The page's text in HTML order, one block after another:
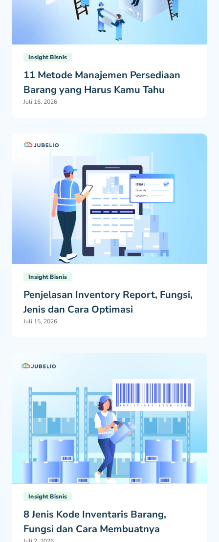
Insight Bisnis
11 Metode Manajemen Persediaan
Barang yang Harus Kamu Tahu
Juli 16, 2026
Insight Bisnis
Penjelasan Inventory Report, Fungsi,
Jenis dan Cara Optimasi
Juli 15, 2026
Insight Bisnis
8 Jenis Kode Inventaris Barang,
Fungsi dan Cara Membuatnya